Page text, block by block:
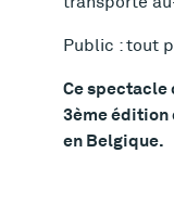
u
e
Public : tout
Ce spectacle
3ème édition
en Belgique.